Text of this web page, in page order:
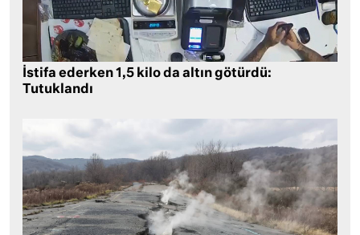
İstifa ederken 1,5 kilo da altın götürdü:
Tutuklandı